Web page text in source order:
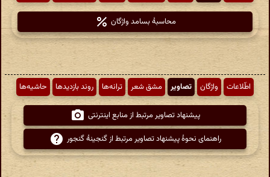
محاسبهٔ بسامد واژگان
اطّلاعات واژگان تصاویر مشق شعر ترانه‌ها روند بازدیدها حاشیه‌ها
پیشنهاد تصاویر مرتبط از منابع اینترنتی
راهنمای نحوهٔ پیشنهاد تصاویر مرتبط از گنجینهٔ گنجور